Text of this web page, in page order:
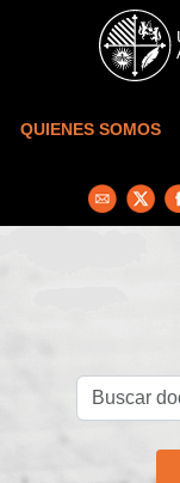
Skip to main content
QUIENES SOMOS